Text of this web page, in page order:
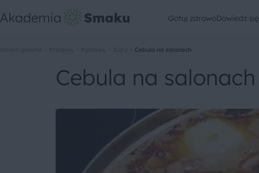
Gotuj zdrowoDowiedz się
Cebula na salonach
Cebula na salonach